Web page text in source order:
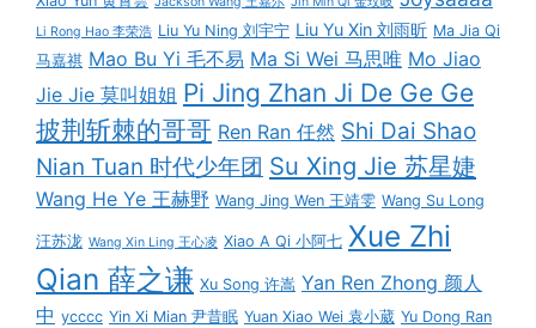
Li Rong Hao 李荣浩 Liu Yu Ning 刘宇宁 Liu Yu Xin 刘雨昕 Ma Jia Qi
马嘉祺 Mao Bu Yi 毛不易 Ma Si Wei 马思唯 Mo Jiao
Jie Jie 莫叫姐姐 Pi Jing Zhan Ji De Ge Ge
披荆斩棘的哥哥 Ren Ran 任然 Shi Dai Shao
Nian Tuan 时代少年团 Su Xing Jie 苏星婕
Wang He Ye 王赫野 Wang Jing Wen 王靖雯 Wang Su Long
汪苏泷 Wang Xin Ling 王心凌 Xiao A Qi 小阿七 Xue Zhi
Qian 薛之谦 Xu Song 许嵩 Yan Ren Zhong 颜人
中 ycccc Yin Xi Mian 尹昔眠 Yuan Xiao Wei 袁小葳 Yu Dong Ran